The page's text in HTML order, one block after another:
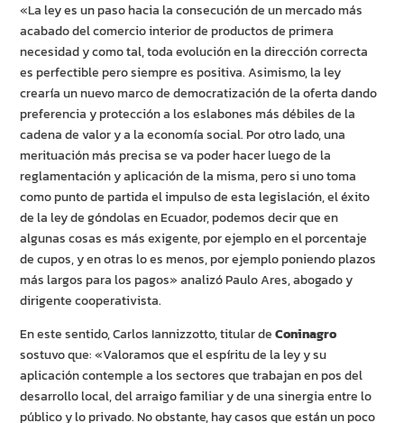
«La ley es un paso hacia la consecución de un mercado más
acabado del comercio interior de productos de primera
necesidad y como tal, toda evolución en la dirección correcta
es perfectible pero siempre es positiva. Asimismo, la ley
crearía un nuevo marco de democratización de la oferta dando
preferencia y protección a los eslabones más débiles de la
cadena de valor y a la economía social. Por otro lado, una
merituación más precisa se va poder hacer luego de la
reglamentación y aplicación de la misma, pero si uno toma
como punto de partida el impulso de esta legislación, el éxito
de la ley de góndolas en Ecuador, podemos decir que en
algunas cosas es más exigente, por ejemplo en el porcentaje
de cupos, y en otras lo es menos, por ejemplo poniendo plazos
más largos para los pagos» analizó Paulo Ares, abogado y
dirigente cooperativista.
En este sentido, Carlos Iannizzotto, titular deConinagro
sostuvo que: «Valoramos que el espíritu de la ley y su
aplicación contemple a los sectores que trabajan en pos del
desarrollo local, del arraigo familiar y de una sinergia entre lo
público y lo privado. No obstante, hay casos que están un poco